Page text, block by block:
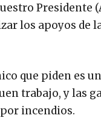
Presidente
los apoyos de
que piden es
trabajo, y las
incendios.